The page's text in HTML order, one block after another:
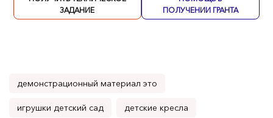
ЗАДАНИЕ
ПОЛУЧЕНИИ ГРАНТА
демонстрационный материал это
игрушки детский сад детские кресла